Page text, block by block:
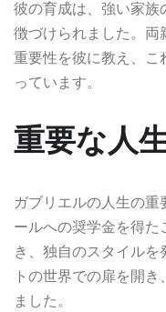
彼の育成は、強い家
徴づけられました。
重要性を彼に教え、
っています。
重要な人
ガブリエルの人生の
ールへの奨学金を得
き、独自のスタイル
トの世界での扉を開
ました。